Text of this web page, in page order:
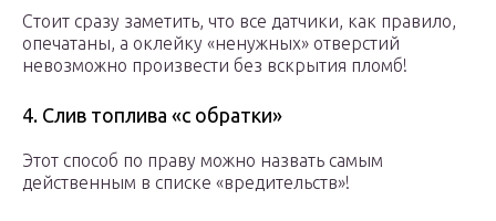
Стоит сразу заметить, что все датчики, как правило,
опечатаны, а оклейку «ненужных» отверстий
невозможно произвести без вскрытия пломб!
4. Слив топлива «с обратки»
Этот способ по праву можно назвать самым
действенным в списке «вредительств»!